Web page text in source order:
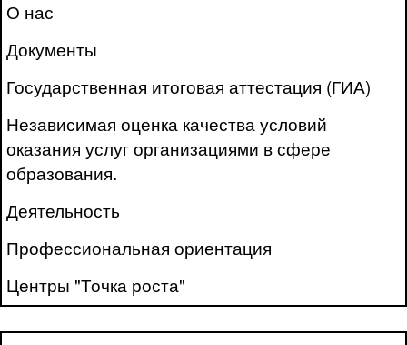
О нас
Документы
Государственная итоговая аттестация (ГИА)
Независимая оценка качества условий
оказания услуг организациями в сфере
образования.
Деятельность
Профессиональная ориентация
Центры "Точка роста"